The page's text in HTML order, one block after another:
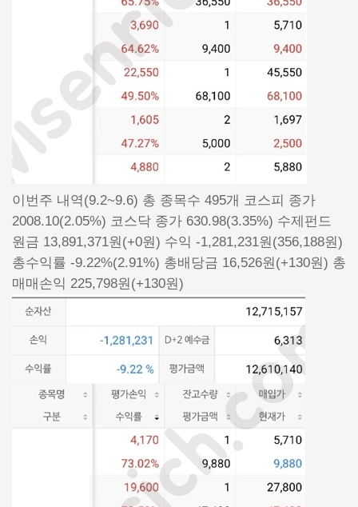
이번주 내역(9.2~9.6) 총 종목수 495개 코스피 종가
2008.10(2.05%) 코스닥 종가 630.98(3.35%) 수제펀드
원금 13,891,371원(+0원) 수익 -1,281,231원(356,188원)
총수익률 -9.22%(2.91%) 총배당금 16,526원(+130원) 총
매매손익 225,798원(+130원)